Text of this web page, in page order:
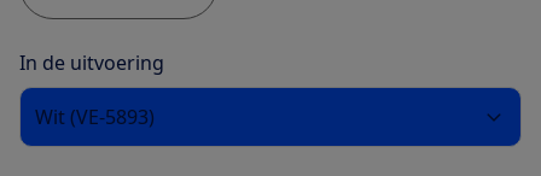
In de uitvoering
Wit (VE-5893)